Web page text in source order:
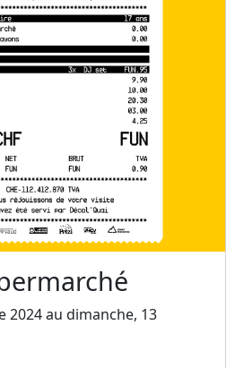
2024 au dimanche, 13